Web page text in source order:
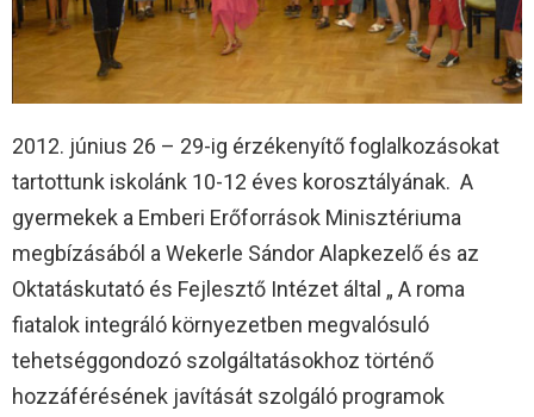
2012. június 26 – 29-ig érzékenyítő foglalkozásokat
tartottunk iskolánk 10-12 éves korosztályának. A
gyermekek a Emberi Erőforrások Minisztériuma
megbízásából a Wekerle Sándor Alapkezelő és az
Oktatáskutató és Fejlesztő Intézet által „ A roma
fiatalok integráló környezetben megvalósuló
tehetséggondozó szolgáltatásokhoz történő
hozzáférésének javítását szolgáló programok